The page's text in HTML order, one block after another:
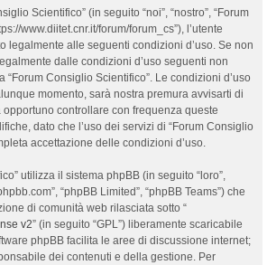
Scientifico” (in seguito “noi”, “nostro”, “Forum
www.diitet.cnr.it/forum/forum_cs”), l’utente
legalmente alle seguenti condizioni d’uso. Se non
dalle condizioni d’uso seguenti non
“Forum Consiglio Scientifico”. Le condizioni d’uso
momento, sarà nostra premura avvisarti di
controllare con frequenza queste
dato che l’uso dei servizi di “Forum Consiglio
accettazione delle condizioni d’uso.
utilizza il sistema phpBB (in seguito “loro”,
“phpBB Limited”, “phpBB Teams”) che
di comunità web rilasciata sotto “
v2” (in seguito “GPL”) liberamente scaricabile
phpBB facilita le aree di discussione internet;
dei contenuti e della gestione. Per